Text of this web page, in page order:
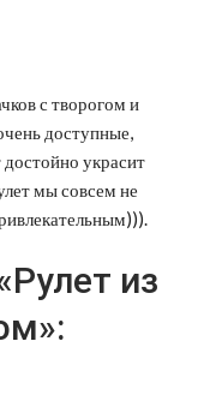
с творогом и
доступные,
достойно украсит
мы совсем не
из